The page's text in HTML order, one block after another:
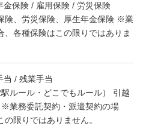
金保険 / 雇用保険 / 労災保険
険、労災保険、厚生年金保険 ※業
、各種保険はこの限りではありま
当 / 残業手当
ルール・どこでもルール） 引越
業務委託契約・派遣契約の場
限りではありません。